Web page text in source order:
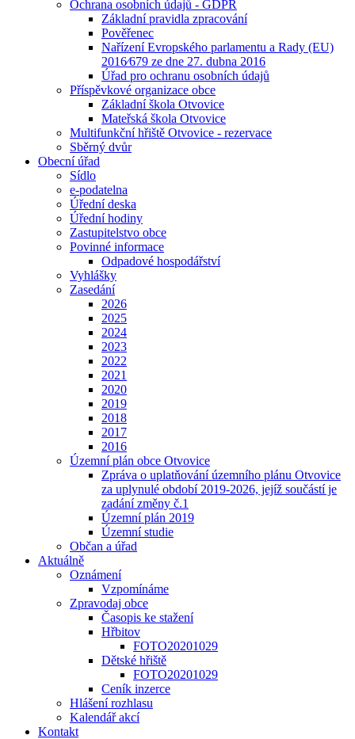
Ochrana osobních údajů - GDPR
Základní pravidla zpracování
Pověřenec
Nařízení Evropského parlamentu a Rady (EU)
2016⁄679 ze dne 27. dubna 2016
Úřad pro ochranu osobních údajů
Příspěvkové organizace obce
Základní škola Otvovice
Mateřská škola Otvovice
Multifunkční hřiště Otvovice - rezervace
Sběrný dvůr
Obecní úřad
Sídlo
e-podatelna
Úřední deska
Úřední hodiny
Zastupitelstvo obce
Povinné informace
Odpadové hospodářství
Vyhlášky
Zasedání
2026
2025
2024
2023
2022
2021
2020
2019
2018
2017
2016
Územní plán obce Otvovice
Zpráva o uplatňování územního plánu Otvovice
za uplynulé období 2019-2026, jejíž součástí je
zadání změny č.1
Územní plán 2019
Územní studie
Občan a úřad
Aktuálně
Oznámení
Vzpomínáme
Zpravodaj obce
Časopis ke stažení
Hřbitov
FOTO20201029
Dětské hřiště
FOTO20201029
Ceník inzerce
Hlášení rozhlasu
Kalendář akcí
Kontakt